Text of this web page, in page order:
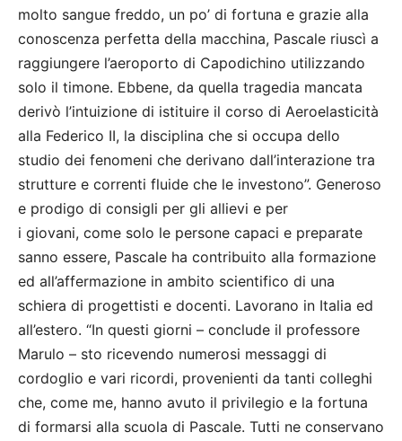
molto sangue freddo, un po’ di fortuna e grazie alla
conoscenza perfetta della macchina, Pascale riuscì a
raggiungere l’aeroporto di Capodichino utilizzando
solo il timone. Ebbene, da quella tragedia mancata
derivò l’intuizione di istituire il corso di Aeroelasticità
alla Federico II, la disciplina che si occupa dello
studio dei fenomeni che derivano dall’interazione tra
strutture e correnti fluide che le investono”. Generoso
e prodigo di consigli per gli allievi e per
i giovani, come solo le persone capaci e preparate
sanno essere, Pascale ha contribuito alla formazione
ed all’affermazione in ambito scientifico di una
schiera di progettisti e docenti. Lavorano in Italia ed
all’estero. “In questi giorni – conclude il professore
Marulo – sto ricevendo numerosi messaggi di
cordoglio e vari ricordi, provenienti da tanti colleghi
che, come me, hanno avuto il privilegio e la fortuna
di formarsi alla scuola di Pascale. Tutti ne conservano